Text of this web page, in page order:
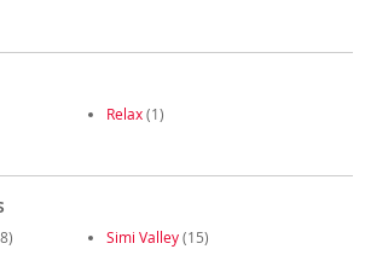
Relax(1)
Simi Valley(15)